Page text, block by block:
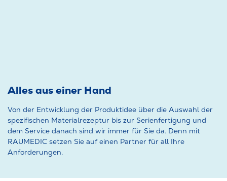
Alles aus einer Hand
Von der Entwicklung der Produktidee über die Auswahl der
spezifischen Materialrezeptur bis zur Serienfertigung und
dem Service danach sind wir immer für Sie da. Denn mit
RAUMEDIC setzen Sie auf einen Partner für all Ihre
Anforderungen.